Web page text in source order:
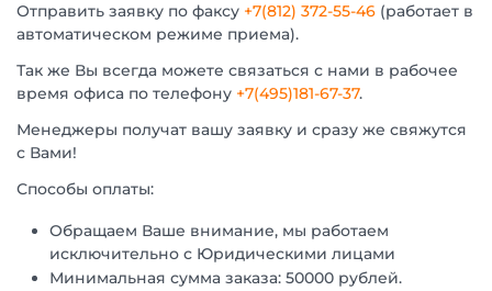
Отправить заявку по факсу +7(812) 372-55-46 (работает в
автоматическом режиме приема).
Так же Вы всегда можете связаться с нами в рабочее
время офиса по телефону +7(495)181-67-37.
Менеджеры получат вашу заявку и сразу же свяжутся
с Вами!
Способы оплаты:
Обращаем Ваше внимание, мы работаем
исключительно с Юридическими лицами
Минимальная сумма заказа: 50000 рублей.